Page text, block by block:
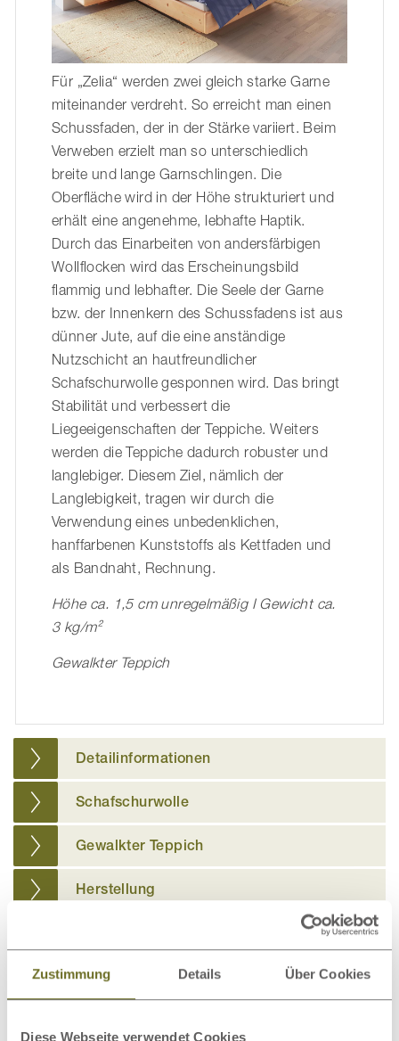
Zustimmung Details Über Cookies
Diese Webseite verwendet Cookies
Für „Zelia“ werden zwei gleich starke Garne
miteinander verdreht. So erreicht man einen
Schussfaden, der in der Stärke variiert. Beim
Verweben erzielt man so unterschiedlich
breite und lange Garnschlingen. Die
Oberfläche wird in der Höhe strukturiert und
erhält eine angenehme, lebhafte Haptik.
Durch das Einarbeiten von andersfärbigen
Wollflocken wird das Erscheinungsbild
flammig und lebhafter. Die Seele der Garne
bzw. der Innenkern des Schussfadens ist aus
dünner Jute, auf die eine anständige
Nutzschicht an hautfreundlicher
Schafschurwolle gesponnen wird. Das bringt
Stabilität und verbessert die
Liegeeigenschaften der Teppiche. Weiters
werden die Teppiche dadurch robuster und
langlebiger. Diesem Ziel, nämlich der
Langlebigkeit, tragen wir durch die
Verwendung eines unbedenklichen,
hanffarbenen Kunststoffs als Kettfaden und
als Bandnaht, Rechnung.
Höhe ca. 1,5 cm unregelmäßig I Gewicht ca.
3 kg/m²
Gewalkter Teppich
Detailinformationen
Schafschurwolle
Gewalkter Teppich
Herstellung
Produkt